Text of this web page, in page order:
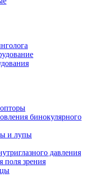
бинокулярного
и лупы
давления
поля зрения